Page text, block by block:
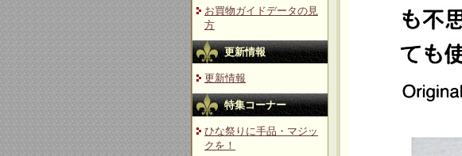
お買物ガイドデータの見
方
更新情報
更新情報
特集コーナー
ひな祭りに手品・マジッ
クを！